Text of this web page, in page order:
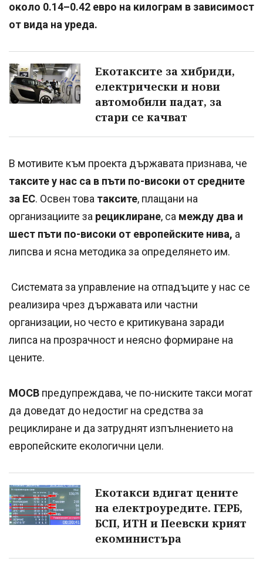
около 0.14–0.42 евро на килограм в зависимост
от вида на уреда.
Екотаксите за хибриди,
електрически и нови
автомобили падат, за
стари се качват
В мотивите към проекта държавата признава, че
таксите у нас са в пъти по-високи от средните
за ЕС. Освен това таксите, плащани на
организациите за рециклиране, са между два и
шест пъти по-високи от европейските нива, а
липсва и ясна методика за определянето им.
Системата за управление на отпадъците у нас се
реализира чрез държавата или частни
организации, но често е критикувана заради
липса на прозрачност и неясно формиране на
цените.
МОСВ предупреждава, че по-ниските такси могат
да доведат до недостиг на средства за
рециклиране и да затруднят изпълнението на
европейските екологични цели.
Екотакси вдигат цените
на електроуредите. ГЕРБ,
БСП, ИТН и Пеевски крият
екоминистъра